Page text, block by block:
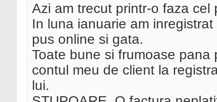
Azi am trecut printr-o faza cel
In luna ianuarie am
pus online si gata.
Toate bune si frumoase
contul meu de client la
lui.